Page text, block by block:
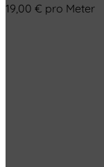
19,00 € pro Meter